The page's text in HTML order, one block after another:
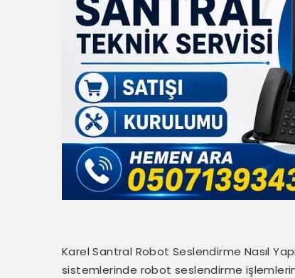
Karel Santral Robot Seslendirme Nasıl
sistemlerinde robot seslendirme